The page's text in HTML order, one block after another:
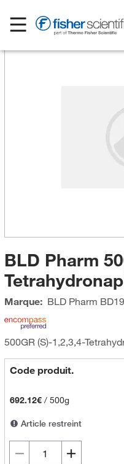
BLD Pharm
Marque: BLD Pharm
500GR (S)-1,2,3,4-
Code produit.
692.12€/ 500g
Article restreint